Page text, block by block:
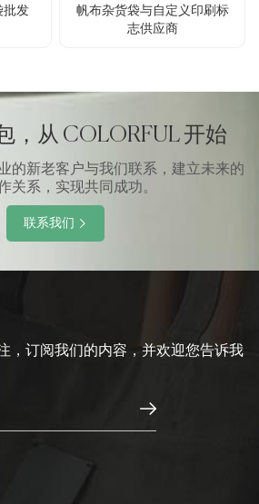
批发
帆布杂货袋与自定义印刷标
志供应商
，从 COLORFUL 开始
的新老客户与我们联系，建立未来的
关系，实现共同成功。
联系我们
，订阅我们的内容，并欢迎您告诉我